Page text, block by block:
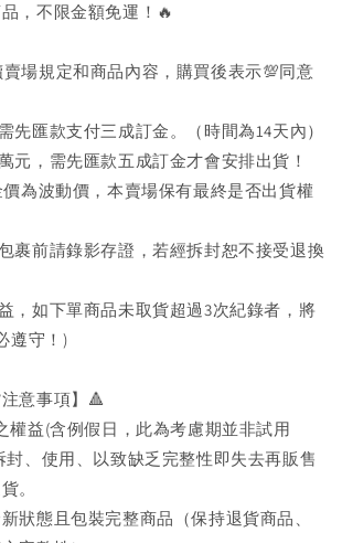
，不限金額免運！🔥
場規定和商品內容，購買後表示💯同意
先匯款支付三成訂金。（時間為14天內）
元，需先匯款五成訂金才會安排出貨！
為波動價，本賣場保有最終是否出貨權
裹前請錄影存證，若經拆封恕不接受退換
，如下單商品未取貨超過3次紀錄者，將
遵守！)
意事項】🔺
權益(含例假日，此為考慮期並非試用
封、使用、以致缺乏完整性即失去再販售
。
狀態且包裝完整商品（保持退貨商品、